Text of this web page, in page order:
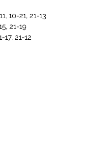
10-21, 21-13
21-19
21-12